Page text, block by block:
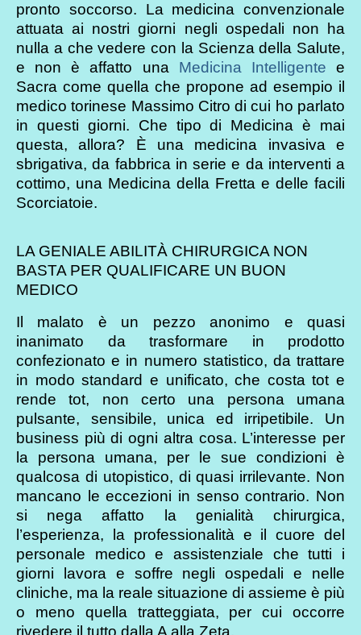
pronto soccorso. La medicina convenzionale
attuata ai nostri giorni negli ospedali non ha
nulla a che vedere con la Scienza della Salute,
e non è affatto una Medicina Intelligente e
Sacra come quella che propone ad esempio il
medico torinese Massimo Citro di cui ho parlato
in questi giorni. Che tipo di Medicina è mai
questa, allora? È una medicina invasiva e
sbrigativa, da fabbrica in serie e da interventi a
cottimo, una Medicina della Fretta e delle facili
Scorciatoie.
LA GENIALE ABILITÀ CHIRURGICA NON
BASTA PER QUALIFICARE UN BUON
MEDICO
Il malato è un pezzo anonimo e quasi
inanimato da trasformare in prodotto
confezionato e in numero statistico, da trattare
in modo standard e unificato, che costa tot e
rende tot, non certo una persona umana
pulsante, sensibile, unica ed irripetibile. Un
business più di ogni altra cosa. L’interesse per
la persona umana, per le sue condizioni è
qualcosa di utopistico, di quasi irrilevante. Non
mancano le eccezioni in senso contrario. Non
si nega affatto la genialità chirurgica,
l’esperienza, la professionalità e il cuore del
personale medico e assistenziale che tutti i
giorni lavora e soffre negli ospedali e nelle
cliniche, ma la reale situazione di assieme è più
o meno quella tratteggiata, per cui occorre
rivedere il tutto dalla A alla Zeta.